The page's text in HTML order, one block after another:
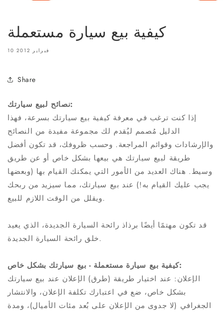
كيفية بيع سيارة مستعملة
10 فبراير 2012
Share
نصائح لبيع سيارتك:
إذا كنت ترغب في معرفة كيفية بيع سيارتك بسرعة، فهذا
الدليل مُصمم ليُقدم لك مجموعة مفيدة من النصائح
والإرشادات وقوائم المراجعة. وحسب ظروفك، قد تكون أفضل
طريقة لبيع سيارتك هي بيعها بشكل خاص أو عن طريق
وسيط. هناك العديد من الأمور التي يمكنك القيام بها (وبعضها
يجب عليك القيام به!) عند بيع سيارتك، مما سيزيد من ربحك
ويقلل من الوقت اللازم للبيع.
قد تكون مهتمًا أيضًا برذاذ رائحة السيارة الجديدة، الذي يعيد
خلق رائحة السيارة الجديدة.
كيفية بيع سيارة مستعملة - بيع سيارتك بشكل خاص:
الإعلان: عند اختيار طريقة (طرق) الإعلان عند بيع سيارتك
بشكل خاص، ضع في اعتبارك تكلفة الإعلان، والانتشار
الجغرافي (لا جدوى من الإعلان على بُعد مئات الأميال)، ومدة